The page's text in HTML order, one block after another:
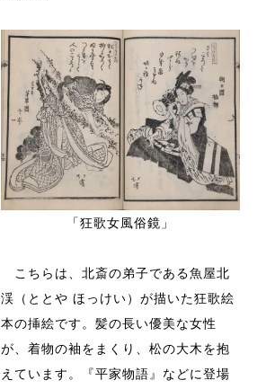
「狂歌女風俗鏡」
こちらは、北斎の弟子である魚屋北
渓（ととや ほっけい）が描いた狂歌絵
本の挿絵です。髪の長い優美な女性
が、着物の袖をまくり、松の大木を抱
えています。『平家物語』などに登場